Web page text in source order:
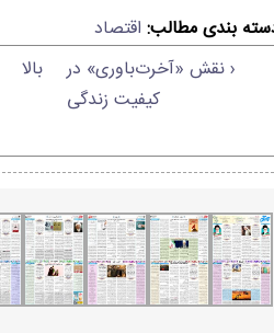
بندی مطالب: اقتصاد
‹ نقش «آخرت‌باوری» در
کیفیت زندگی
بالا